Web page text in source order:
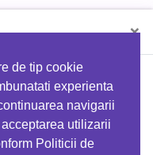
de tip cookie
experienta
navigarii
utilizarii
Politicii de
×
folosind codul